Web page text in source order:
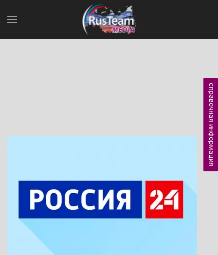
справочная информация